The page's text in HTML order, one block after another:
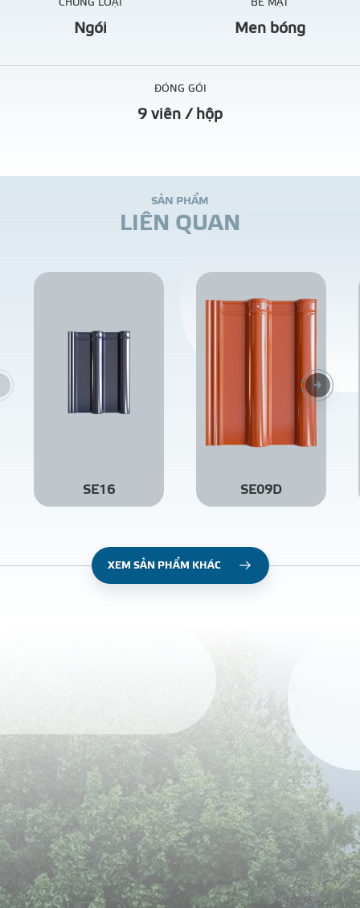
Ngói Men bóng
ĐÓNG GÓI
9 viên / hộp
SẢN PHẨM
LIÊN QUAN
SE16 SE09D
XEM SẢN PHẨM KHÁC